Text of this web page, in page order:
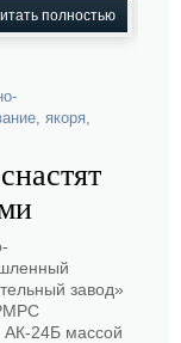
полностью
, якоря,
завод»
АК-24Б массой